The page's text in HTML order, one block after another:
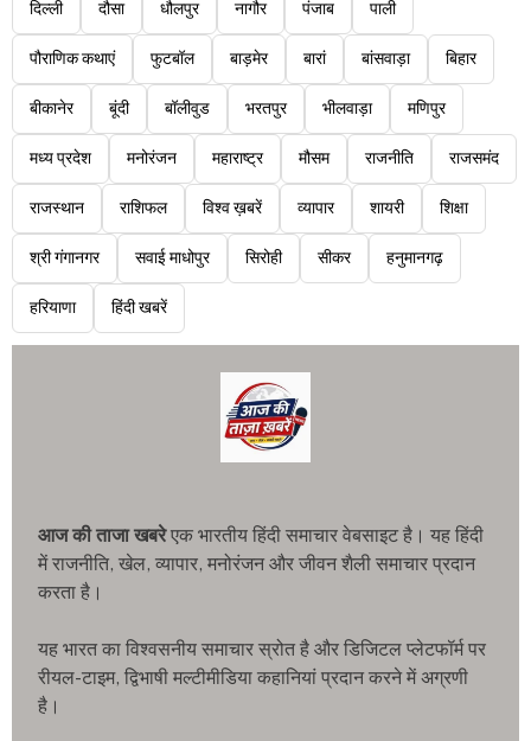
दिल्ली दौसा धौलपुर नागौर पंजाब पाली
पौराणिक कथाएं फुटबॉल बाड़मेर बारां बांसवाड़ा बिहार
बीकानेर बूंदी बॉलीवुड भरतपुर भीलवाड़ा मणिपुर
मध्य प्रदेश मनोरंजन महाराष्ट्र मौसम राजनीति राजसमंद
राजस्थान राशिफल विश्व ख़बरें व्यापार शायरी शिक्षा
श्री गंगानगर सवाई माधोपुर सिरोही सीकर हनुमानगढ़
हरियाणा हिंदी खबरें
आज की ताजा खबरेएक भारतीय हिंदी समाचार वेबसाइट है। यह हिंदी
में राजनीति, खेल, व्यापार, मनोरंजन और जीवन शैली समाचार प्रदान
करता है।
यह भारत का विश्वसनीय समाचार स्रोत है और डिजिटल प्लेटफॉर्म पर
रीयल-टाइम, द्विभाषी मल्टीमीडिया कहानियां प्रदान करने में अग्रणी
है।